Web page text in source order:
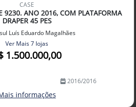
CASE
9230. ANO 2016, COM PLATAFORMA
DRAPER 45 PES
Luís Eduardo Magalhães
Ver Mais 7 lojas
1.500.000,00
2016/2016
informações